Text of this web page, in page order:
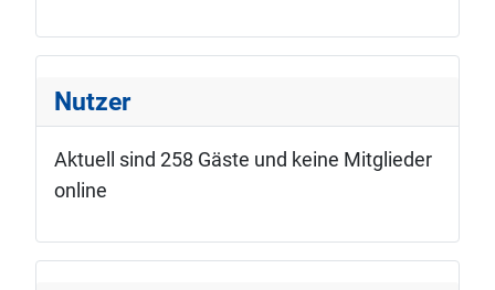
Nutzer
Aktuell sind 258 Gäste und keine Mitglieder
online